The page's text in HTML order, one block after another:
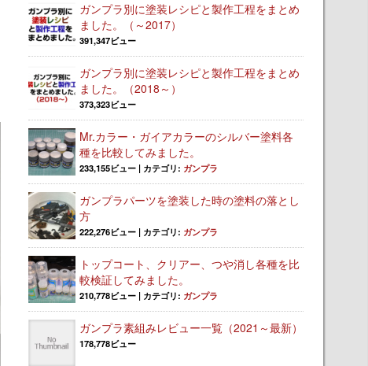
ガンプラ別に塗装レシピと製作工程をまとめ
ました。（～2017）
391,347ビュー
ガンプラ別に塗装レシピと製作工程をまとめ
ました。（2018～）
373,323ビュー
Mr.カラー・ガイアカラーのシルバー塗料各
種を比較してみました。
233,155ビュー | カテゴリ: ガンプラ
ガンプラパーツを塗装した時の塗料の落とし
方
222,276ビュー | カテゴリ: ガンプラ
トップコート、クリアー、つや消し各種を比
較検証してみました。
210,778ビュー | カテゴリ: ガンプラ
ガンプラ素組みレビュー一覧（2021～最新）
178,778ビュー